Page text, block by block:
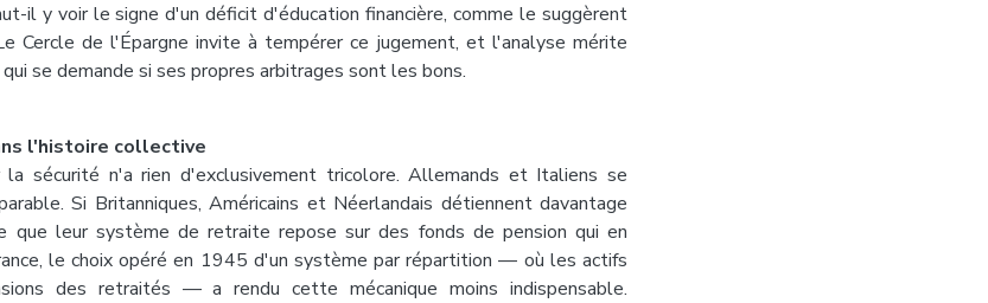
il y voir le signe d'un déficit d'éducation financière, comme le suggèrent
Cercle de l'Épargne invite à tempérer ce jugement, et l'analyse mérite
se demande si ses propres arbitrages sont les bons.
l'histoire collective
la sécurité n'a rien d'exclusivement tricolore. Allemands et Italiens se
Si Britanniques, Américains et Néerlandais détiennent davantage
que leur système de retraite repose sur des fonds de pension qui en
le choix opéré en 1945 d'un système par répartition — où les actifs
des retraités — a rendu cette mécanique moins indispensable.